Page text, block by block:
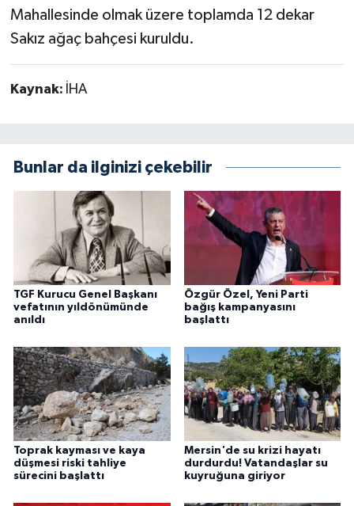
Mahallesinde olmak üzere toplamda 12 dekar
Sakız ağaç bahçesi kuruldu.
Kaynak: İHA
Bunlar da ilginizi çekebilir
TGF Kurucu Genel Başkanı
vefatının yıldönümünde
anıldı
Özgür Özel, Yeni Parti
bağış kampanyasını
başlattı
Toprak kayması ve kaya
düşmesi riski tahliye
sürecini başlattı
Mersin'de su krizi hayatı
durdurdu! Vatandaşlar su
kuyruğuna giriyor